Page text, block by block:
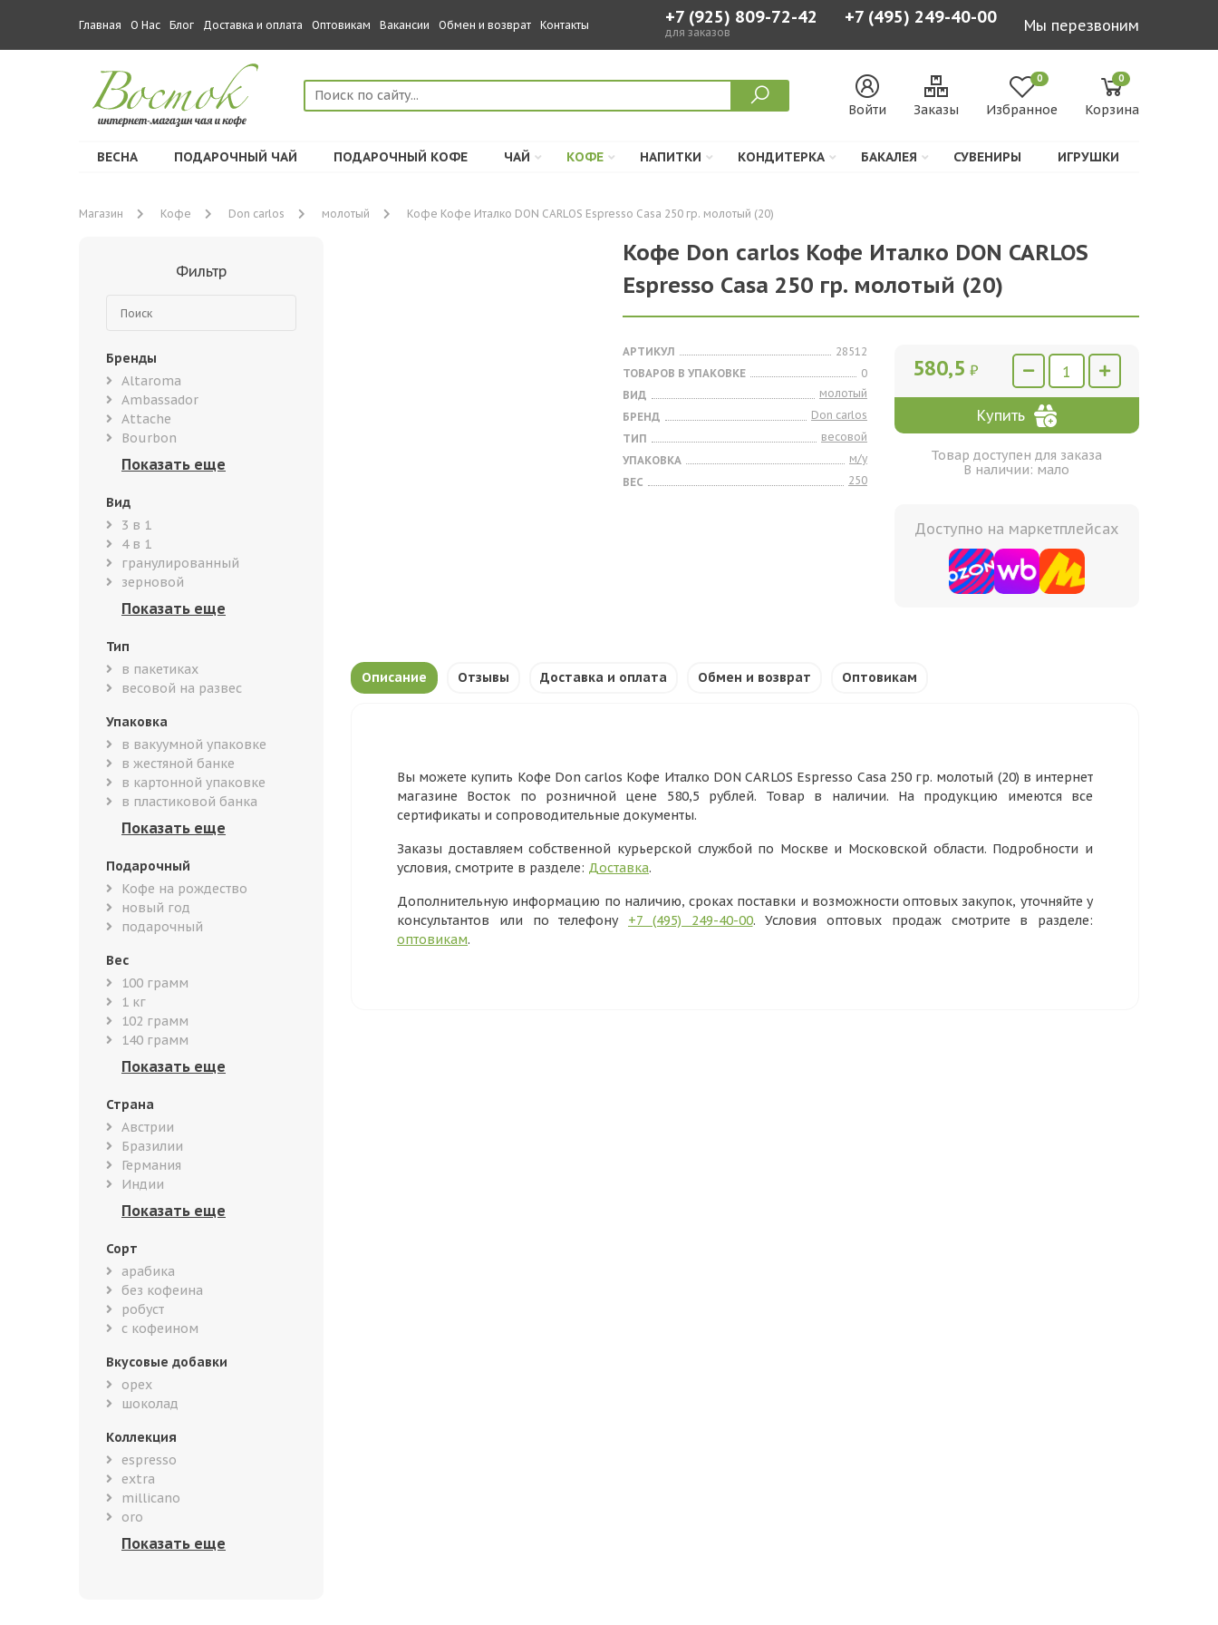
Главная О Нас Блог Доставка и оплата Оптовикам Вакансии Обмен и возврат Контакты +7 (925) 809-72-42
для заказов
+7 (495) 249-40-00 Мы перезвоним
Войти Заказы
0
Избранное
0
Корзина
ВЕСНА ПОДАРОЧНЫЙ ЧАЙ ПОДАРОЧНЫЙ КОФЕ ЧАЙ КОФЕ НАПИТКИ КОНДИТЕРКА БАКАЛЕЯ СУВЕНИРЫ ИГРУШКИ
Магазин Кофе Don carlos молотый Кофе Кофе Италко DON CARLOS Espresso Casa 250 гр. молотый (20)
Фильтр
Бренды
Altaroma
Ambassador
Attache
Bourbon
Вид
3 в 1
4 в 1
гранулированный
зерновой
Тип
в пакетиках
весовой на развес
Упаковка
в вакуумной упаковке
в жестяной банке
в картонной упаковке
в пластиковой банка
Подарочный
Кофе на рождество
новый год
подарочный
Вес
100 грамм
1 кг
102 грамм
140 грамм
Страна
Австрии
Бразилии
Германия
Индии
Сорт
арабика
без кофеина
робуст
с кофеином
Вкусовые добавки
орех
шоколад
Коллекция
espresso
extra
millicano
oro
Кофе Don carlos Кофе Италко DON CARLOS
Espresso Casa 250 гр. молотый (20)
АРТИКУЛ
28512
ТОВАРОВ В УПАКОВКЕ
0
ВИД
молотый
БРЕНД
Don carlos
ТИП
весовой
УПАКОВКА
м/у
ВЕС
250
580,5 ₽
Купить
Товар доступен для заказа
В наличии: мало
Доступно на маркетплейсах
Описание Отзывы Доставка и оплата Обмен и возврат Оптовикам
Вы можете купить Кофе Don carlos Кофе Италко DON CARLOS Espresso Casa 250 гр. молотый (20) в интернет
магазине Восток по розничной цене 580,5 рублей. Товар в наличии. На продукцию имеются все
сертификаты и сопроводительные документы.
Заказы доставляем собственной курьерской службой по Москве и Московской области. Подробности и
условия, смотрите в разделе: Доставка.
Дополнительную информацию по наличию, сроках поставки и возможности оптовых закупок, уточняйте у
консультантов или по телефону +7 (495) 249-40-00. Условия оптовых продаж смотрите в разделе:
оптовикам.